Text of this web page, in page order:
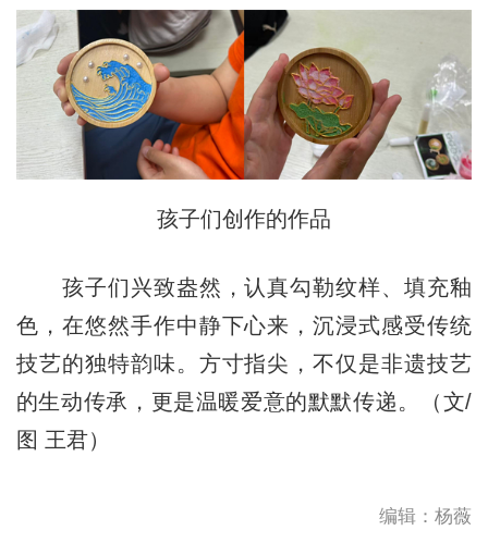
孩子们创作的作品
孩子们兴致盎然，认真勾勒纹样、填充釉
色，在悠然手作中静下心来，沉浸式感受传统
技艺的独特韵味。方寸指尖，不仅是非遗技艺
的生动传承，更是温暖爱意的默默传递。（文/
图 王君）
编辑：杨薇